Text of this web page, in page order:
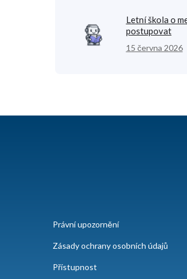
Letní škola o
postupovat
15 června 2026
Právní upozornění
Zásady ochrany osobních údajů
Přístupnost